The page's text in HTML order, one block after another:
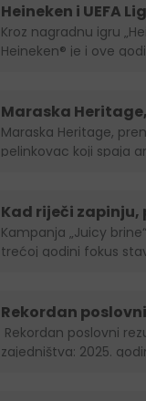
Heineken i UEFA
šampiona
nogometa u BiH
Kroz nagradnu igru
Heineken® je i ove
Maraska
nad Pelinkovcima
Maraska Heritage,
pelinkovac koji spaja
Kad riječi zapinju,
smije: "Juicy
temu disleksije
Kampanja „Juicy
trećoj godini fokus
Rekordan
snaga
godina u Boreasu
zajedništva: 2025.